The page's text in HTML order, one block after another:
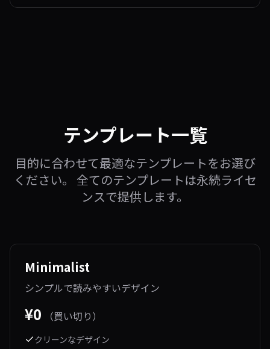
テンプレート一覧
目的に合わせて最適なテンプレートをお選び
ください。 全てのテンプレートは永続ライセ
ンスで提供します。
Minimalist
シンプルで読みやすいデザイン
¥0 （買い切り）
クリーンなデザイン